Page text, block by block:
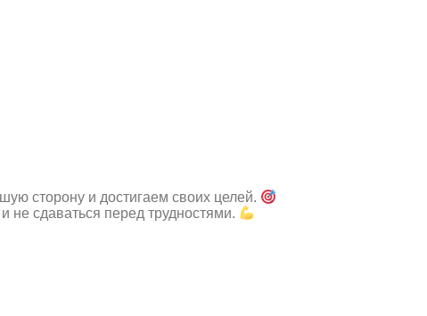
сторону и достигаем своих целей.
не сдаваться перед трудностями.